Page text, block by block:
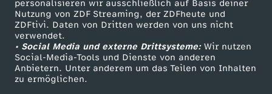
personalisieren wir ausschließlich auf Basis deiner
Nutzung von ZDF Streaming, der ZDFheute und
ZDFtivi. Daten von Dritten werden von uns nicht
verwendet.
• Social Media und externe Drittsysteme:Wir nutzen
Social-Media-Tools und Dienste von anderen
Anbietern. Unter anderem um das Teilen von Inhalten
zu ermöglichen.
t
e
r
ZDF Unternehmen
Karriere